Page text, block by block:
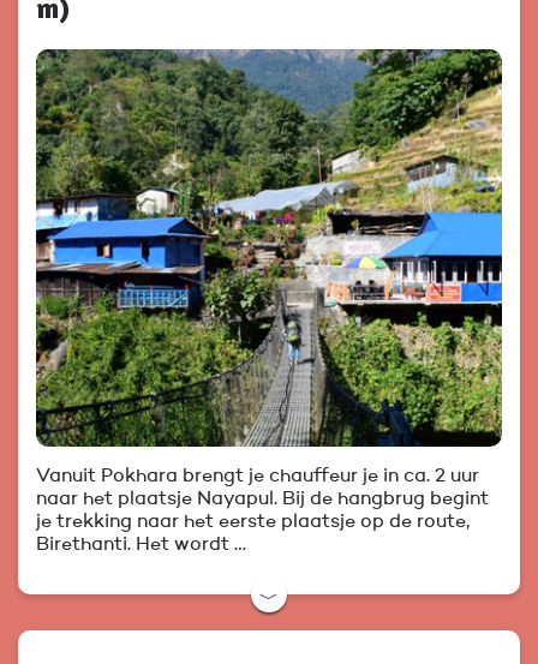
m)
Vanuit Pokhara brengt je chauffeur je in ca. 2 uur
naar het plaatsje Nayapul. Bij de hangbrug begint
je trekking naar het eerste plaatsje op de route,
Birethanti. Het wordt …
﹀